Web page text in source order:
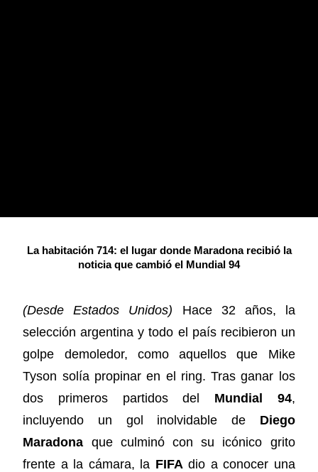
La habitación 714: el lugar donde Maradona recibió la
noticia que cambió el Mundial 94
(Desde Estados Unidos) Hace 32 años, la
selección argentina y todo el país recibieron un
golpe demoledor, como aquellos que Mike
Tyson solía propinar en el ring. Tras ganar los
dos primeros partidos del Mundial 94,
incluyendo un gol inolvidable de Diego
Maradona que culminó con su icónico grito
frente a la cámara, la FIFA dio a conocer una